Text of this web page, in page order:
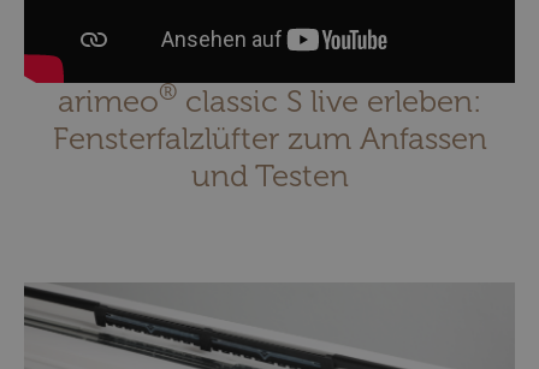
arimeo® classic S live erleben:
Fensterfalzlüfter zum Anfassen
und Testen